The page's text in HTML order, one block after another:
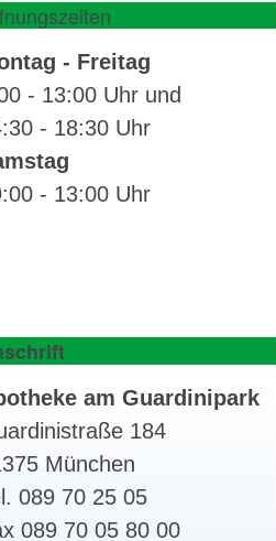
- Freitag
- 13:00 Uhr und
- 18:30 Uhr
- 13:00 Uhr
am Guardinipark
184
München
089 70 25 05
089 70 05 80 00